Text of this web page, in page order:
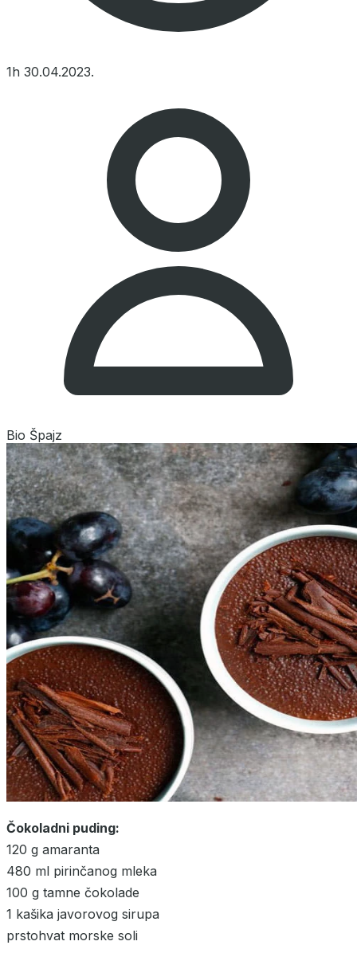
1h 30.04.2023.
Bio Špajz
Čokoladni puding:
120 g amaranta
480 ml pirinčanog mleka
100 g tamne čokolade
1 kašika javorovog sirupa
prstohvat morske soli